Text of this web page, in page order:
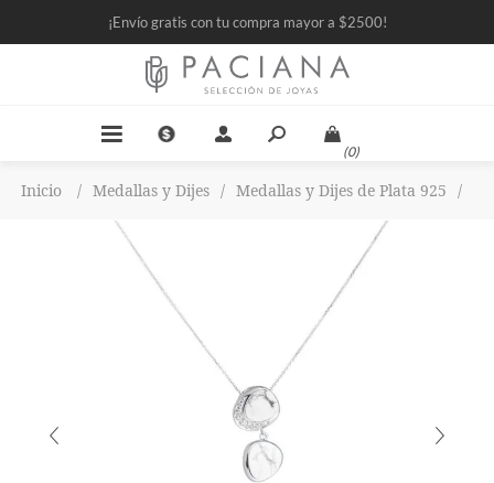
¡Envío gratis con tu compra mayor a $2500!
(0)
Inicio / Medallas y Dijes / Medallas y Dijes de Plata 925 /